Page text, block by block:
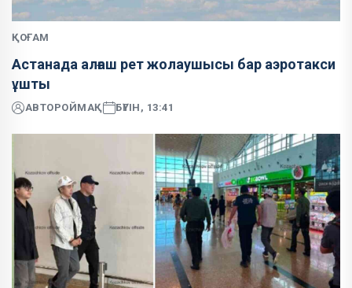
ҚОҒАМ
Астанада алғаш рет жолаушысы бар аэротакси
ұшты
АВТОРОЙМАҚ БҮГІН, 13:41